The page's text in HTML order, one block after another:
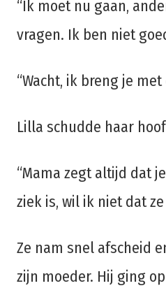
“Ik moet nu gaan,
vragen. Ik ben niet
“Wacht, ik breng je
Lilla schudde haar
“Mama zegt altijd dat
ziek is, wil ik niet dat
Ze nam snel afscheid
zijn moeder. Hij ging